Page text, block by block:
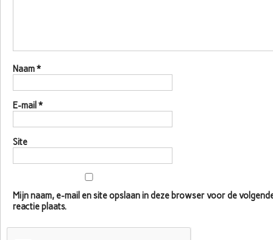
Naam*
E-mail *
Site
Mijn naam, e-mail en site opslaan in deze browser voor de
reactie plaats.